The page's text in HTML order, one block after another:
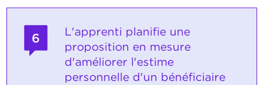
6
L'apprenti planifie une
proposition en mesure
d'améliorer l'estime
personnelle d'un bénéficiaire